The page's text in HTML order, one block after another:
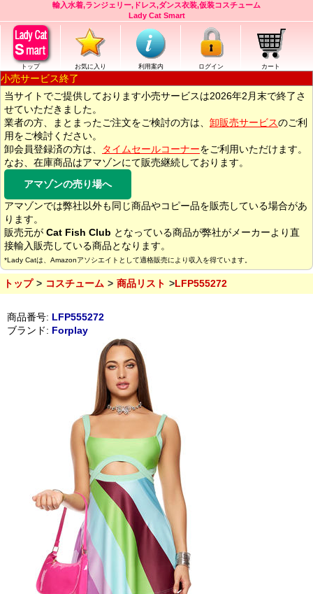
輸入水着,ランジェリー,ドレス,ダンス衣装,仮装コスチューム
Lady Cat Smart
トップ お気に入り 利用案内 ログイン カート
小売サービス終了
当サイトでご提供しております小売サービスは2026年2月末で終了さ
せていただきました。
業者の方、まとまったご注文をご検討の方は、 卸販売サービスのご利
用をご検討ください。
卸会員登録済の方は、
タイムセールコーナーをご利用いただけます。
なお、在庫商品はアマゾンにて販売継続しております。
アマゾンの売り場へ
アマゾンでは弊社以外も同じ商品やコピー品を販売している場合があ
ります。
販売元が Cat Fish Club となっている商品が弊社がメーカーより直
接輸入販売している商品となります。
*Lady Catは、Amazonアソシエイトとして適格販売により収入を得ています。
トップ コスチューム 商品リスト LFP555272
商品番号: LFP555272
ブランド: Forplay